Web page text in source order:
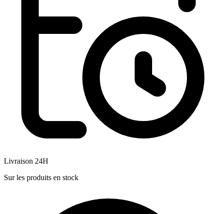
Livraison 24H
Sur les produits en stock